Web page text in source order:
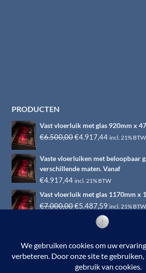
PRODUCTEN
Vast vloerluik met glas 920mm x
€6.500,00Oorspronkelijke
was:
€6.500,00.
€4.917,44Huidige
is:
€4.917,44.
incl. 21% BTW
Vaste vloerluiken met beloopbaar
verschillende maten. Vanaf
€4.917,44 incl. 21% BTW
Vast vloerluik met glas 1170mm x
€7.000,00Oorspronkelijke
€5.487,59 Huidige
prijs
is:
incl. 21% BTW
© 2026 RVS-woonwinkel.nl is een